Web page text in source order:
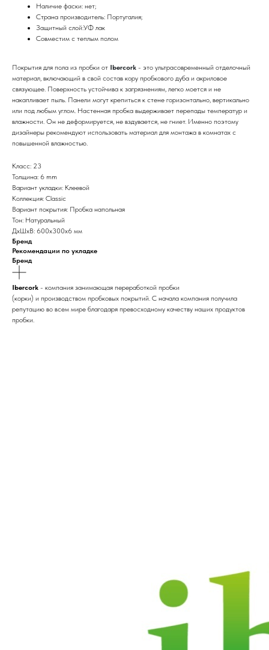
Наличие фаски: нет;
Страна производитель: Португалия;
Защитный слой:УФ лак
Совместим с теплым полом
Покрытия для пола из пробки от Ibercork - это ультрасовременный отделочный
материал, включающий в свой состав кору пробкового дуба и акриловое
связующее. Поверхность устойчива к загрязнениям, легко моется и не
накапливает пыль. Панели могут крепиться к стене горизонтально, вертикально
или под любым углом. Настенная пробка выдерживает перепады температур и
влажности. Он не деформируется, не вздувается, не гниет. Именно поэтому
дизайнеры рекомендуют использовать материал для монтажа в комнатах с
повышенной влажностью.
Класс: 23
Толщина: 6 mm
Вариант укладки: Клеевой
Коллекция: Classic
Вариант покрытия: Пробка напольная
Тон: Натуральный
ДxШxВ: 600x300x6 мм
Бренд
Рекомендации по укладке
Бренд
Ibercork - компания занимающая переработкой пробки
(корки) и производством пробковых покрытий. С начала компания получила
репутацию во всем мире благодаря превосходному качеству наших продуктов
пробки.